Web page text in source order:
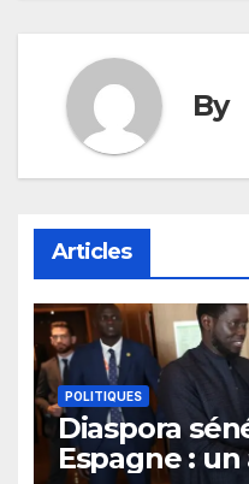
By
Articles
POLITIQUES
Diaspora
Espagne :